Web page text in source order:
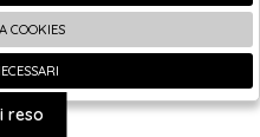
reso
COOKIES